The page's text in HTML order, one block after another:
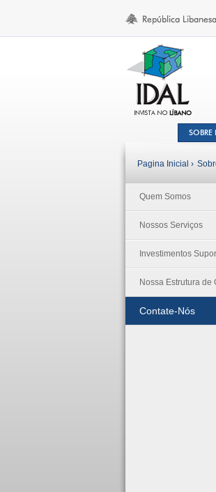
SOBRE
Pagina Inicial ›
Quem Somos
Nossos Serviços
Investimentos
Nossa Estrutura de
Contate-Nós